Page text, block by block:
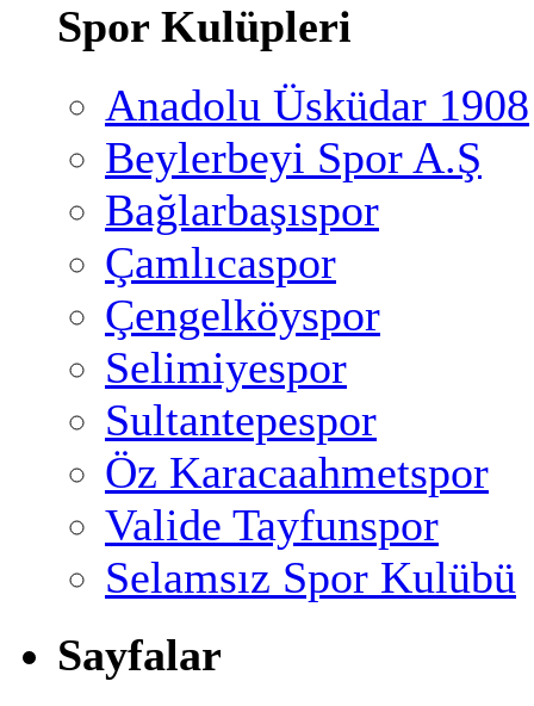
Spor Kulüpleri
Anadolu Üsküdar 1908
Beylerbeyi Spor A.Ş
Bağlarbaşıspor
Çamlıcaspor
Çengelköyspor
Selimiyespor
Sultantepespor
Öz Karacaahmetspor
Valide Tayfunspor
Selamsız Spor Kulübü
Sayfalar